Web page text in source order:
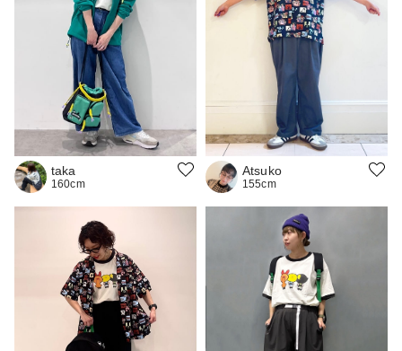
taka
160cm
Atsuko
155cm